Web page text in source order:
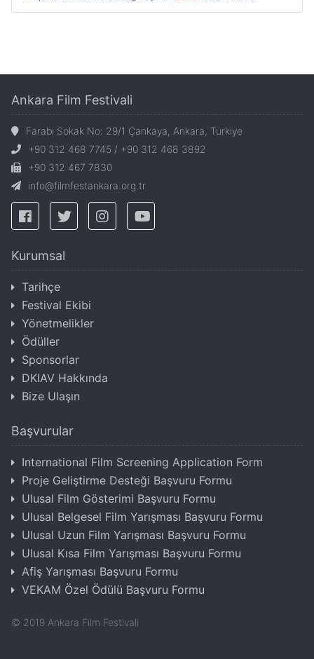
Ankara Film Festivali
Farabi Sokak No: 29/1 Çankaya, Ankara, Türkiye
+90 312 468 7745 / +90 312 468 3892
+90 312 467 7830
info@filmfestankara.org.tr
Kurumsal
Tarihçe
Festival Ekibi
Yönetmelikler
Ödüller
Sponsorlar
DKIAV Hakkında
Bize Ulaşın
Başvurular
International Film Screening Application Form
Proje Geliştirme Desteği Başvuru Formu
Ulusal Film Gösterimi Başvuru Formu
Ulusal Belgesel Film Yarışması Başvuru Formu
Ulusal Uzun Film Yarışması Başvuru Formu
Ulusal Kısa Film Yarışması Başvuru Formu
Afiş Yarışması Başvuru Formu
VEKAM Özel Ödülü Başvuru Formu
© 2019 Ankara Film Festivali